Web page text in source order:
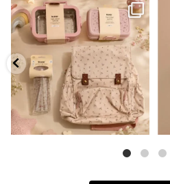
✨ חוזרים למסגרת בסטייל! ✨
הקולקציה החדשה...
9 4